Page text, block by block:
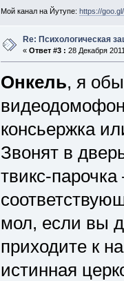
Мой канал на Йутупе: https://
Re: Психологическая
« Ответ #3 : 28 Декабря
Онкель, я
консьержка
Звонят в
твикс-
мол, если вы
приходите к
истинная